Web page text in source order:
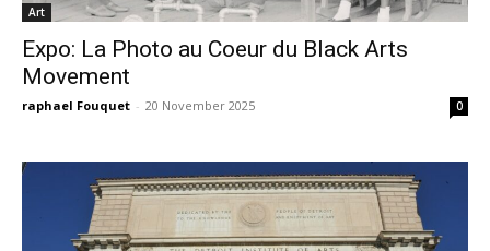
Art
Expo: La Photo au Coeur du Black Arts
Movement
raphael Fouquet - 20 November 2025 0